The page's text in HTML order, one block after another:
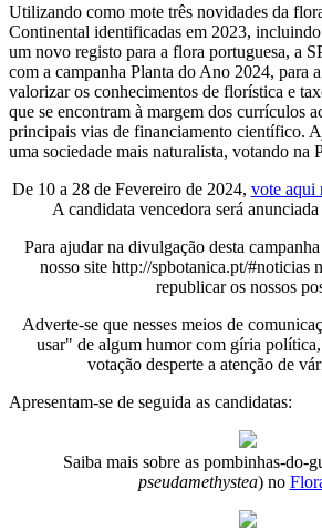
Utilizando como mote três novidades da
Continental identificadas em 2023, incluindo
um novo registo para a flora portuguesa, a
com a campanha Planta do Ano 2024, para
valorizar os conhecimentos de florística e
que se encontram à margem dos currículos
principais vias de financiamento científico.
uma sociedade mais naturalista, votando na
De 10 a 28 de Fevereiro de 2024, vote aqui
A candidata vencedora será
Para ajudar na divulgação desta
nosso site http://spbotanica.pt/#noticias
republicar os nossos
Adverte-se que nesses meios de
usar" de algum humor com gíria política,
votação desperte a atenção de
Apresentam-se de seguida as candidatas:
Saiba mais sobre as pombinhas-do-
pseudamethystea) no